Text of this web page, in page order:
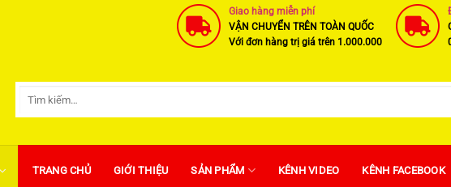
Giao hàng miễn phí
VẬN CHUYỂN TRÊN TOÀN QUỐC
Với đơn hàng trị giá trên 1.000.000
TRANG CHỦ GIỚI THIỆU SẢN PHẨM KÊNH VIDEO KÊNH FACEBOOK